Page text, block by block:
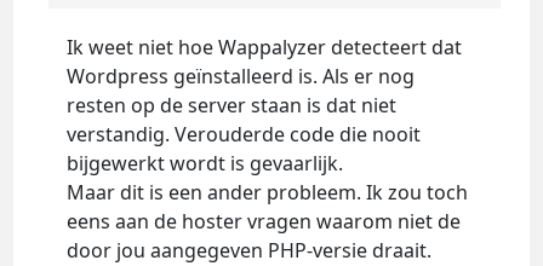
Ik weet niet hoe Wappalyzer detecteert dat
Wordpress geïnstalleerd is. Als er nog
resten op de server staan is dat niet
verstandig. Verouderde code die nooit
bijgewerkt wordt is gevaarlijk.
Maar dit is een ander probleem. Ik zou toch
eens aan de hoster vragen waarom niet de
door jou aangegeven PHP-versie draait.